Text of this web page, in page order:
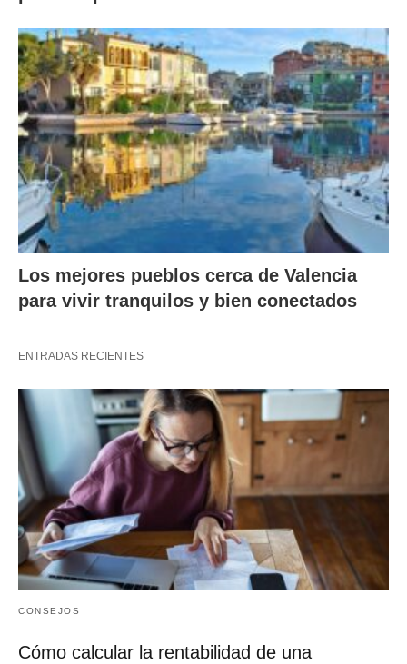
Los mejores pueblos cerca de Valencia
para vivir tranquilos y bien conectados
ENTRADAS RECIENTES
CONSEJOS
Cómo calcular la rentabilidad de una